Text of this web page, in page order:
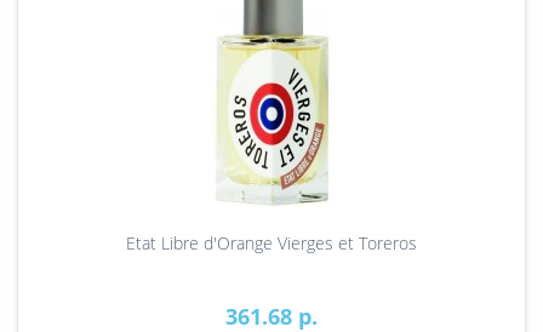
Etat Libre d'Orange Vierges et Toreros
361.68 р.